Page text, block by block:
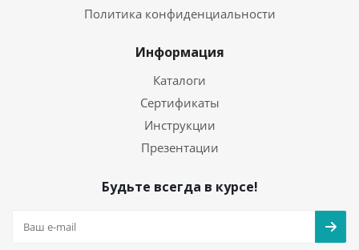
Политика конфиденциальности
Информация
Каталоги
Сертификаты
Инструкции
Презентации
Будьте всегда в курсе!